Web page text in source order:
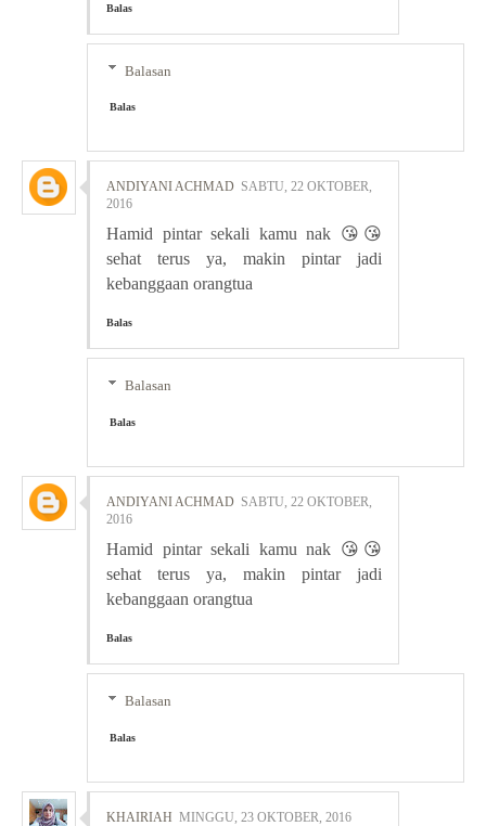
Balas
Balasan
Balas
ANDIYANI ACHMAD SABTU, 22 OKTOBER,
2016
Hamid pintar sekali kamu nak 😘😘
sehat terus ya, makin pintar jadi
kebanggaan orangtua
Balas
Balasan
Balas
ANDIYANI ACHMAD SABTU, 22 OKTOBER,
2016
Hamid pintar sekali kamu nak 😘😘
sehat terus ya, makin pintar jadi
kebanggaan orangtua
Balas
Balasan
Balas
KHAIRIAH MINGGU, 23 OKTOBER, 2016